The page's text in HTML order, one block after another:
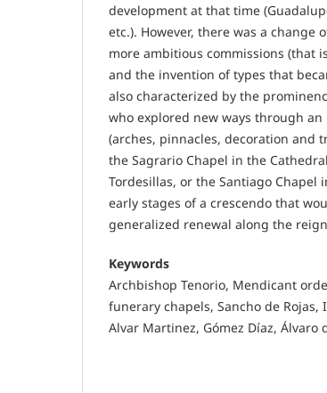
development at that time
etc.). However, there was a
more ambitious commissions (that
and the invention of types that
also characterized by the
who explored new ways through
(arches, pinnacles, decoration and
the Sagrario Chapel in the
Tordesillas, or the Santiago Chapel
early stages of a crescendo that
generalized renewal along the
Keywords
Archbishop Tenorio, Mendicant
funerary chapels, Sancho de Rojas,
Alvar Martinez, Gómez Díaz, Álvaro